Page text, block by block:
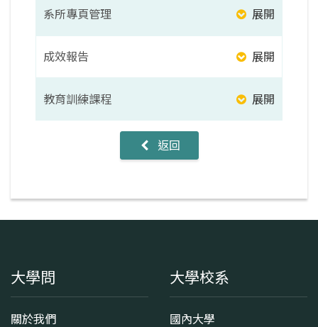
系所專頁管理 展開
成效報告 展開
教育訓練課程 展開
返回
大學問
關於我們
大學校系
國內大學